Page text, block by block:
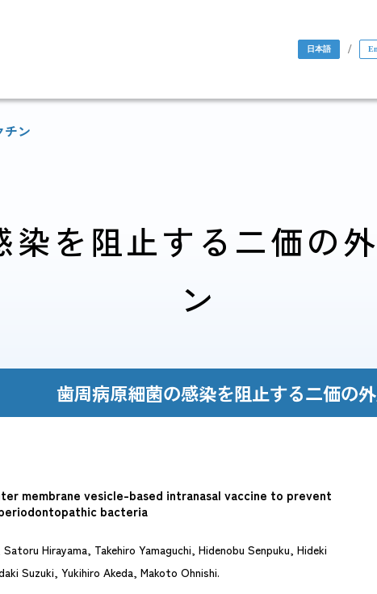
日本語 /
チン
染を阻止する二価の
ン
歯周病原細菌の感染を阻止する二価の
membrane vesicle-based intranasal vaccine to prevent
bacteria
Hirayama, Takehiro Yamaguchi, Hidenobu Senpuku, Hideki
Suzuki, Yukihiro Akeda, Makoto Ohnishi.